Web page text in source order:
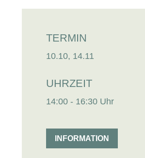
TERMIN
10.10, 14.11
UHRZEIT
14:00 - 16:30 Uhr
INFORMATION